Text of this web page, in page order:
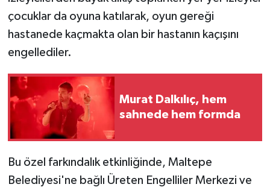
çocuklar da oyuna katılarak, oyun gereği
hastanede kaçmakta olan bir hastanın kaçışını
engellediler.
Murat Dalkılıç, hem
sahnede hem formda
Bu özel farkındalık etkinliğinde, Maltepe
Belediyesi'ne bağlı Üreten Engelliler Merkezi ve